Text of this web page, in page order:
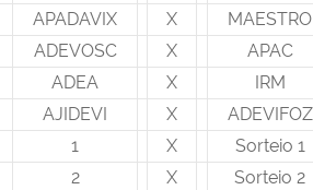
APADAVIX X
MAESTRO
ADEVOSC X
APAC
ADEA X
IRM
AJIDEVI X
ADEVIFOZ
1 X
Sorteio 1
2 X
Sorteio 2